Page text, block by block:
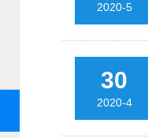
2020-5
30
2020-4